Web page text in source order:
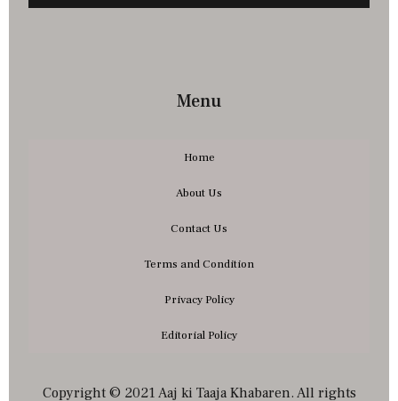
Menu
Home
About Us
Contact Us
Terms and Condition
Privacy Policy
Editorial Policy
Copyright © 2021 Aaj ki Taaja Khabaren. All rights